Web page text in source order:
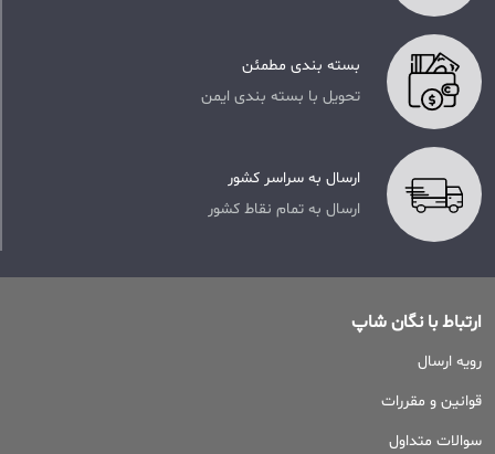
بسته بندی مطمئن
تحویل با بسته بندی ایمن
ارسال به سراسر کشور
ارسال به تمام نقاط کشور
ارتباط با نگان شاپ
رویه ارسال
قوانین و مقررات
سوالات متداول